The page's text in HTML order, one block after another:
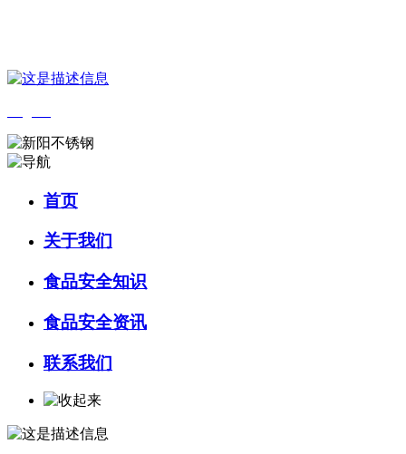
首页
关于我们
食品安全知识
食品安全资讯
联系我们